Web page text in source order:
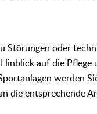
Störungen oder
auf die Pflege
werden
die entsprechende